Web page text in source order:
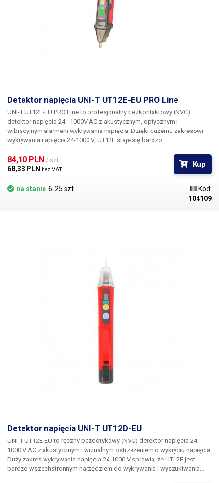
Detektor napięcia UNI-T UT12E-EU PRO Line
UNI-T UT12E-EU PRO Lineto profesjonalny bezkontaktowy (NVC)
detektor napięcia 24 - 1000V AC z akustycznym, optycznym i
wibracyjnym alarmem wykrywania napięcia. Dzięki dużemu zakresowi
wykrywania napięcia 24-1000 V, UT12E staje się bardzo
kablach, dystrybucji energii, gniazdach lub sprzęcie elektrycznym,
zarówno w dystrybucji jednofazowej, jak i trójfazowej. Wystarczy
wykrytego napięcia, czerwona lub zielona dioda zaświeci się, a
84,10 PLN / szt.
68,38 PLN bez VAT
Kup
na stanie 6-25 szt.
Kod:
104109
Detektor napięcia UNI-T UT12D-EU
UNI-T UT12E-EUto ręczny bezdotykowy (NVC) detektor napięcia 24 -
1000 V AC z akustycznym i wizualnym ostrzeżeniem o wykryciu napięcia.
Duży zakres wykrywania napięcia 24-1000 V sprawia, że UT12E jest
bardzo wszechstronnym narzędziem do wykrywania i wyszukiwania